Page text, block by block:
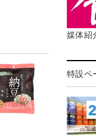
媒体紹
特設ペ